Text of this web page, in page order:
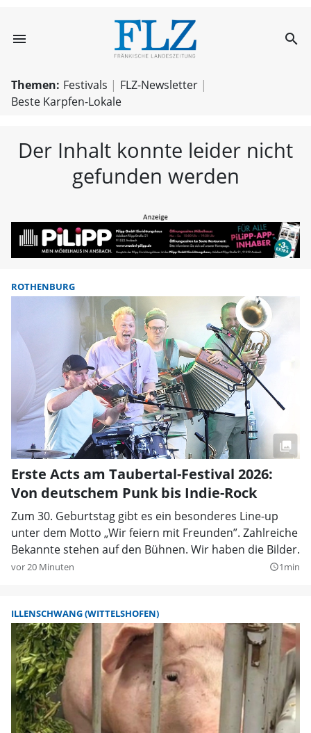
menu FLZ – search
Themen: Festivals
FLZ-Newsletter
Beste Karpfen-Lokale
Der Inhalt konnte leider nicht
gefunden werden
ROTHENBURG
Erste Acts am Taubertal-Festival 2026:
Von deutschem Punk bis Indie-Rock
Zum 30. Geburtstag gibt es ein besonderes Line-up
unter dem Motto „Wir feiern mit Freunden”. Zahlreiche
Bekannte stehen auf den Bühnen. Wir haben die Bilder.
vor 20 Minuten query_builder1min
ILLENSCHWANG (WITTELSHOFEN)